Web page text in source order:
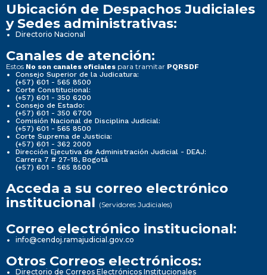
Ubicación de Despachos Judiciales
y Sedes administrativas:
Directorio Nacional
Canales de atención:
Estos No son canales oficiales para tramitar PQRSDF
Consejo Superior de la Judicatura:
(+57) 601 - 565 8500
Corte Constitucional:
(+57) 601 - 350 6200
Consejo de Estado:
(+57) 601 - 350 6700
Comisión Nacional de Disciplina Judicial:
(+57) 601 - 565 8500
Corte Suprema de Justicia:
(+57) 601 - 362 2000
Dirección Ejecutiva de Administración Judicial - DEAJ:
Carrera 7 # 27-18, Bogotá
(+57) 601 - 565 8500
Acceda a su correo electrónico
institucional (Servidores Judiciales)
Correo electrónico institucional:
info@cendoj.ramajudicial.gov.co
Otros Correos electrónicos:
Directorio de Correos Electrónicos Institucionales